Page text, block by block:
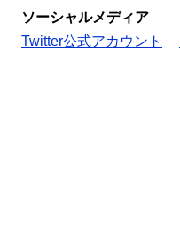
ソーシャルメディア
Twitter公式アカウント